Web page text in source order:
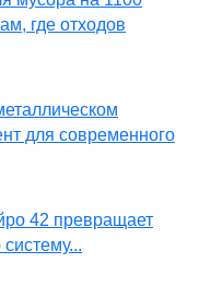
где отходов
для современного
42 превращает